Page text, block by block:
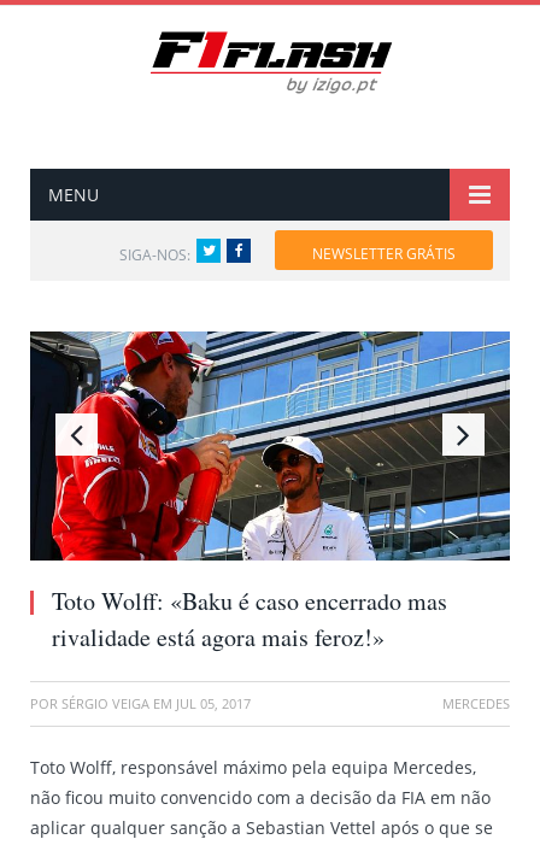
MENU
SIGA-NOS: TwitterFacebook NEWSLETTER GRÁTIS
Toto Wolff: «Baku é caso encerrado mas
rivalidade está agora mais feroz!»
POR SÉRGIO VEIGA EM JUL 05, 2017 MERCEDES
Toto Wolff, responsável máximo pela equipa Mercedes,
não ficou muito convencido com a decisão da FIA em não
aplicar qualquer sanção a Sebastian Vettel após o que se